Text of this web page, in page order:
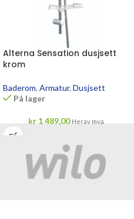
Alterna Sensation dusjsett
krom
Baderom, Armatur, Dusjsett
På lager
kr1 489,00 Herav mva